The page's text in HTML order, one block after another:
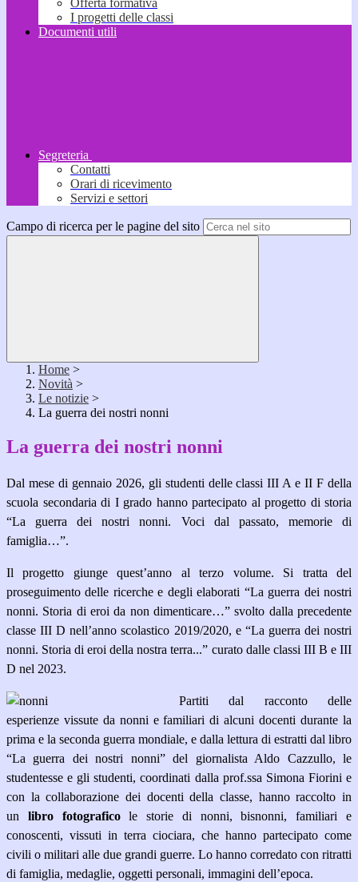
Offerta formativa
I progetti delle classi
Documenti utili
Segreteria
Contatti
Orari di ricevimento
Servizi e settori
Campo di ricerca per le pagine del sito
Home >
Novità >
Le notizie >
La guerra dei nostri nonni
La guerra dei nostri nonni
Dal mese di gennaio 2026, gli studenti delle classi III A e II F della
scuola secondaria di I grado hanno partecipato al progetto di storia
“La guerra dei nostri nonni. Voci dal passato, memorie di
famiglia…”.
Il progetto giunge quest’anno al terzo volume. Si tratta del
proseguimento delle ricerche e degli elaborati “La guerra dei nostri
nonni. Storia di eroi da non dimenticare…” svolto dalla precedente
classe III D nell’anno scolastico 2019/2020, e “La guerra dei nostri
nonni. Storia di eroi della nostra terra...” curato dalle classi III B e III
D nel 2023.
Partiti dal racconto delle
esperienze vissute da nonni e familiari di alcuni docenti durante la
prima e la seconda guerra mondiale, e dalla lettura di estratti dal libro
“La guerra dei nostri nonni” del giornalista Aldo Cazzullo, le
studentesse e gli studenti, coordinati dalla prof.ssa Simona Fiorini e
con la collaborazione dei docenti della classe, hanno raccolto in
un libro fotograficole storie di nonni, bisnonni, familiari e
conoscenti, vissuti in terra ciociara, che hanno partecipato come
civili o militari alle due grandi guerre. Lo hanno corredato con ritratti
di famiglia, medaglie, oggetti personali, immagini dell’epoca.